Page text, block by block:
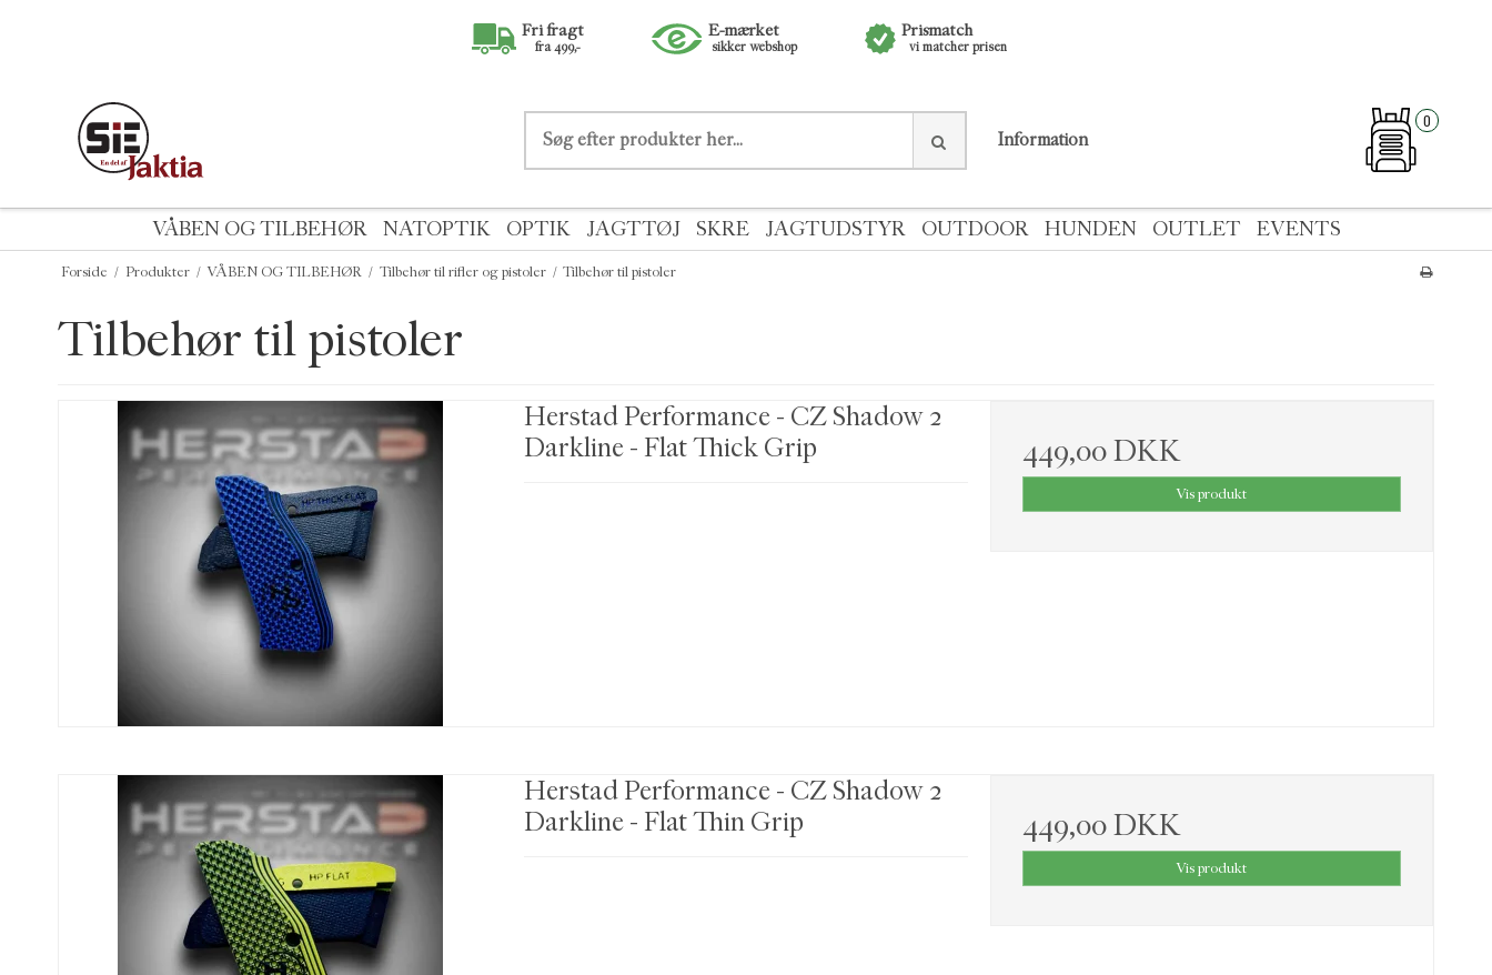
Fri fragt
fra 499,-
E-mærket
sikker webshop
Prismatch
vi matcher prisen
Information
0
VÅBEN OG TILBEHØR NATOPTIK OPTIK JAGTTØJ SKRE JAGTUDSTYR OUTDOOR HUNDEN OUTLET EVENTS
Forside / Produkter / VÅBEN OG TILBEHØR / Tilbehør til rifler og pistoler / Tilbehør til pistoler
Tilbehør til pistoler
Herstad Performance - CZ Shadow 2
Darkline - Flat Thick Grip
449,00 DKK
Vis produkt
Herstad Performance - CZ Shadow 2
Darkline - Flat Thin Grip
449,00 DKK
Vis produkt